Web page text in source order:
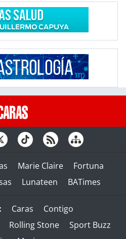
Marie Claire
Fortuna
Lunateen BATimes
Caras
Contigo
Rolling Stone
Sport Buzz